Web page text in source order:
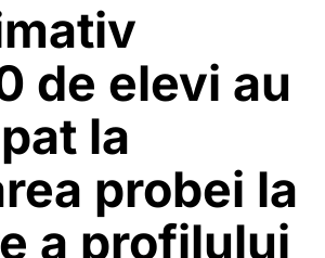
de elevi au
la
probei la
a profilului